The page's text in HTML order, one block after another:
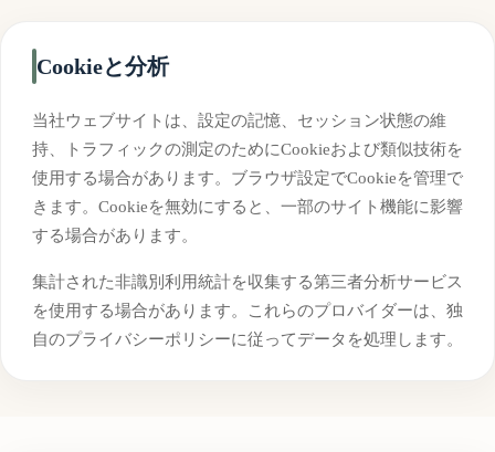
Cookieと分析
当社ウェブサイトは、設定の記憶、セッション状態の維
持、トラフィックの測定のためにCookieおよび類似技術を
使用する場合があります。ブラウザ設定でCookieを管理で
きます。Cookieを無効にすると、一部のサイト機能に影響
する場合があります。
集計された非識別利用統計を収集する第三者分析サービス
を使用する場合があります。これらのプロバイダーは、独
自のプライバシーポリシーに従ってデータを処理します。